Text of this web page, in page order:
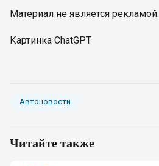
Материал не является рекламой.
Картинка ChatGPT
Автоновости
Читайте также